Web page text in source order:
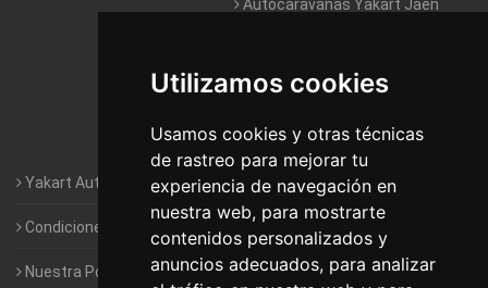
Utilizamos cookies
Usamos cookies y otras técnicas
de rastreo para mejorar tu
experiencia de navegación en
nuestra web, para mostrarte
contenidos personalizados y
anuncios adecuados, para analizar
Autocaravanas Yakart Jaén
Autocaravanas Yakart Valencia
Autocaravanas Yakart Vitoria
Yakart Autocaravanas · La empresa
Condiciones de Alquiler de Yakart
Nuestra Política de Privacidad